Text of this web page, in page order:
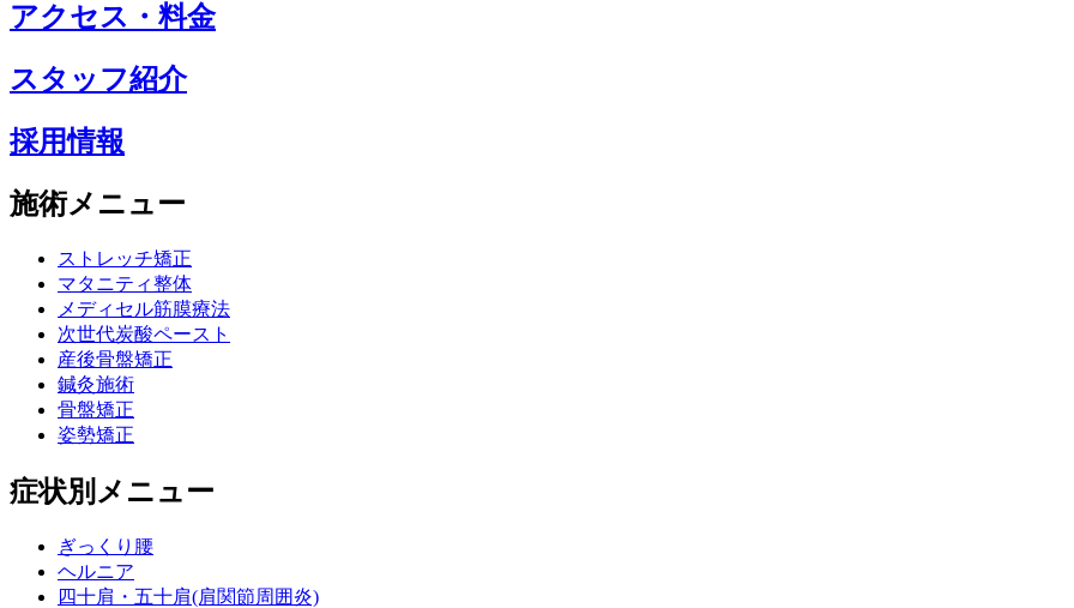
アクセス・料金
スタッフ紹介
採用情報
施術メニュー
ストレッチ矯正
マタニティ整体
メディセル筋膜療法
次世代炭酸ペースト
産後骨盤矯正
鍼灸施術
骨盤矯正
姿勢矯正
症状別メニュー
ぎっくり腰
ヘルニア
四十肩・五十肩(肩関節周囲炎)